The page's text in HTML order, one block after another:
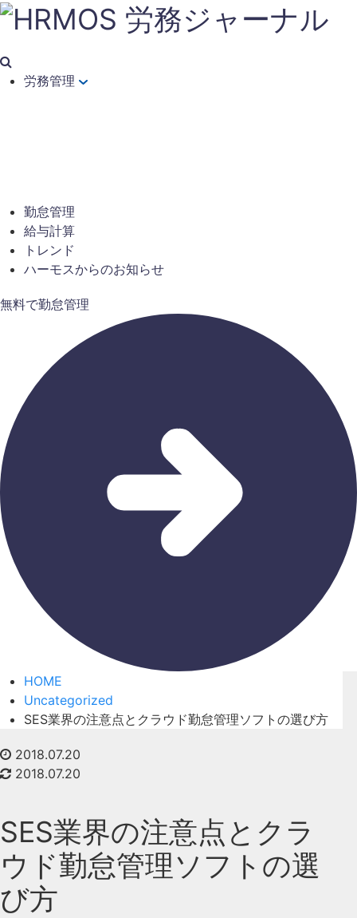
労務管理
勤怠管理
給与計算
トレンド
ハーモスからのお知らせ
無料で勤怠管理
HOME
Uncategorized
SES業界の注意点とクラウド勤怠管理ソフトの選び方
2018.07.20
2018.07.20
SES業界の注意点とクラ
ウド勤怠管理ソフトの選
び方